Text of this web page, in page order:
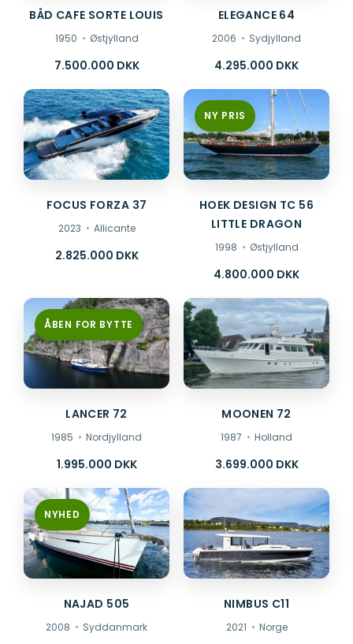
BÅD CAFE SORTE LOUIS
1950 Østjylland
7.500.000 DKK
ELEGANCE 64
2006 Sydjylland
4.295.000 DKK
FOCUS FORZA 37
2023 Allicante
2.825.000 DKK
NY PRIS
HOEK DESIGN TC 56
LITTLE DRAGON
1998 Østjylland
4.800.000 DKK
ÅBEN FOR BYTTE
LANCER 72
1985 Nordjylland
1.995.000 DKK
MOONEN 72
1987 Holland
3.699.000 DKK
NYHED
NAJAD 505
2008 Syddanmark
NIMBUS C11
2021 Norge